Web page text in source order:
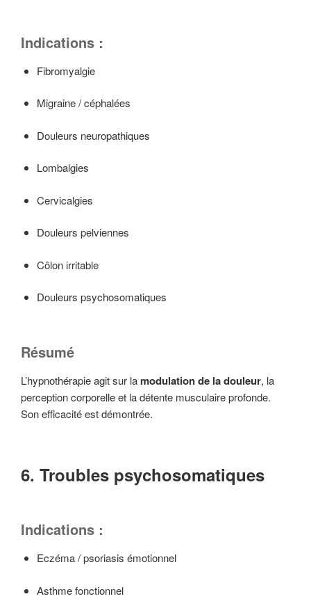
Indications :
Fibromyalgie
Migraine / céphalées
Douleurs neuropathiques
Lombalgies
Cervicalgies
Douleurs pelviennes
Côlon irritable
Douleurs psychosomatiques
Résumé
L’hypnothérapie agit sur la modulation de la douleur, la
perception corporelle et la détente musculaire profonde.
Son efficacité est démontrée.
6. Troubles psychosomatiques
Indications :
Eczéma / psoriasis émotionnel
Asthme fonctionnel